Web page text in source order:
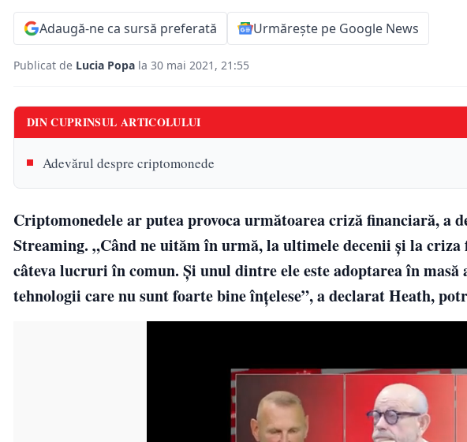
Adaugă-ne ca sursă preferată Urmărește pe Google News
Publicat de Lucia Popa la 30 mai 2021, 21:55
DIN CUPRINSUL ARTICOLULUI
Adevărul despre criptomonede
Criptomonedele ar putea provoca următoarea criză financiară,
Streaming. „Când ne uităm în urmă, la ultimele decenii și la criza
câteva lucruri în comun. Și unul dintre ele este adoptarea în
tehnologii care nu sunt foarte bine înțelese”, a declarat Heath,